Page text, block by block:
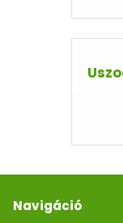
Navigáció